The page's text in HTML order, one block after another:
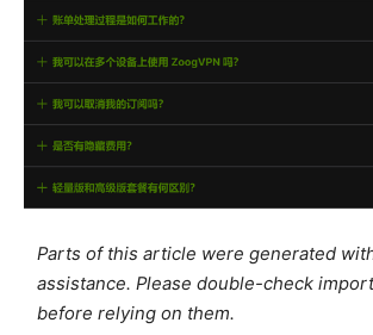
Parts of this article were generated
assistance. Please double-check
before relying on them.